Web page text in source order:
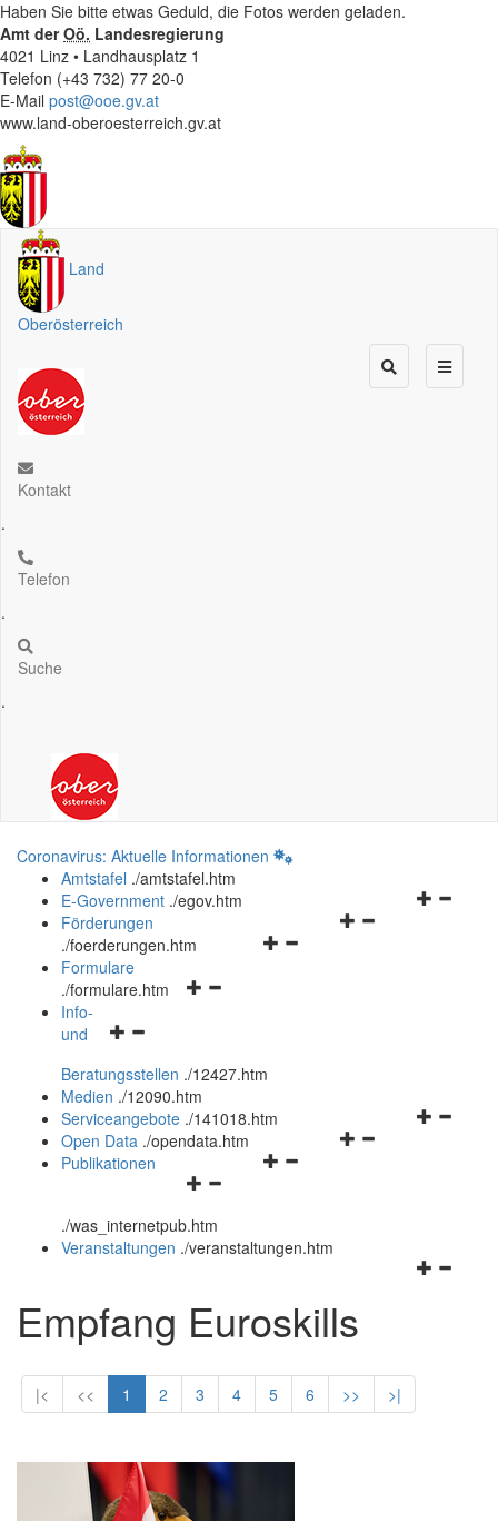
Haben Sie bitte etwas Geduld, die Fotos werden geladen.
Amt derOö. Landesregierung
4021 Linz • Landhausplatz 1
Telefon (+43 732) 77 20-0
E-Mail post@ooe.gv.at
www.land-oberoesterreich.gv.at
Land
Oberösterreich
Kontakt
.
Telefon
.
Suche
.
Coronavirus: Aktuelle Informationen
Amtstafel ./amtstafel.htm
Navigationsmenü
E-Government ./egov.htm
Navigationsmenü
Förderungen
./foerderungen.htm
Navigationsmenü
Formulare
./formulare.htm
Navigationsmenü
und
schließen
Info-
und
Beratungsstellen ./12427.htm
Medien ./12090.htm
Navigationsmenü
Serviceangebote ./141018.htm
Navigationsmenü
Open Data ./opendata.htm
Navigationsmenü
und
schließen
Publikationen
./was_internetpub.htm
Veranstaltungen ./veranstaltungen.htm
Empfang Euroskills
|< << 1 2 3 4 5 6 >> >|